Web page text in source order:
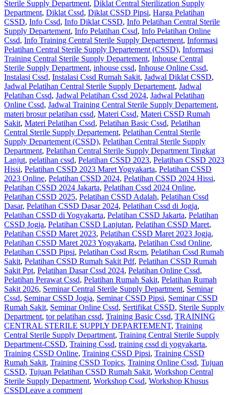
Sterile Supply Department, Diklat Central Sterilization Supply
Department, Diklat Cssd, Diklat CSSD Pipsi, Harga Pelatihan
CSSD, Info Cssd, Info Diklat CSSD, Info Pelatihan Central Sterile
Supply Departement, Info Pelatihan Cssd, Info Pelatihan Online
Cssd, Info Training Central Sterile Supply Departement, Informasi
Pelatihan Central Sterile Supply Departement (CSSD), Informasi
Training Central Sterile Supply Departement, Inhouse Central
Sterile Supply Department, inhouse cssd, Inhouse Online Cssd,
Instalasi Cssd, Instalasi Cssd Rumah Sakit, Jadwal Diklat CSSD,
Jadwal Pelatihan Central Sterile Supply Departement, Jadwal
Pelatihan Cssd, Jadwal Pelatihan Cssd 2024, Jadwal Pelatihan
Online Cssd, Jadwal Training Central Sterile Supply Departement,
materi brosur pelatihan cssd, Materi Cssd, Materi CSSD Rumah
Sakit, Materi Pelatihan Cssd, Pelatihan Basic Cssd, Pelatihan
Central Sterile Supply Departement, Pelatihan Central Sterile
Supply Departement (CSSD), Pelatihan Central Sterile Supply
Department, Pelatihan Central Sterile Supply Department Tingkat
Lanjut, pelatihan cssd, Pelatihan CSSD 2023, Pelatihan CSSD 2023
Hissi, Pelatihan CSSD 2023 Maret Yogyakarta, Pelatihan CSSD
2023 Online, Pelatihan CSSD 2024, Pelatihan CSSD 2024 Hissi,
Pelatihan CSSD 2024 Jakarta, Pelatihan Cssd 2024 Online,
Pelatihan CSSD 2025, Pelatihan CSSD Adalah, Pelatihan Cssd
Dasar, Pelatihan CSSD Dasar 2024, Pelatihan Cssd di Jogja,
Pelatihan CSSD di Yogyakarta, Pelatihan CSSD Jakarta, Pelatihan
CSSD Jogja, Pelatihan CSSD Lanjutan, Pelatihan CSSD Maret,
Pelatihan CSSD Maret 2023, Pelatihan CSSD Maret 2023 Jogja,
Pelatihan CSSD Maret 2023 Yogyakarta, Pelatihan Cssd Online,
Pelatihan CSSD Pipsi, Pelatihan Cssd Rscm, Pelatihan Cssd Rumah
Sakit, Pelatihan CSSD Rumah Sakit Pdf, Pelatihan CSSD Rumah
Sakit Ppt, Pelatihan Dasar Cssd 2024, Pelatihan Online Cssd,
Pelatihan Perawat Cssd, Pelatihan Rumah Sakit‎, Pelatihan Rumah
Sakit 2026, Seminar Central Sterile Supply Department, Seminar
Cssd, Seminar CSSD Jogja, Seminar CSSD Pipsi, Seminar CSSD
Rumah Sakit, Seminar Online Cssd, Sertifikat CSSD, Sterile Supply
Department, tor pelatihan cssd, Training Basic Cssd, TRAINING
CENTRAL STERILE SUPPLY DEPARTEMENT, Training
Central Sterile Supply Department, Training Central Sterile Supply
Department-CSSD, Training Cssd, training cssd di yogyakarta,
Training CSSD Online, Training CSSD Pipsi, Training CSSD
Rumah Sakit, Training CSSD Topics, Training Online Cssd, Tujuan
CSSD, Tujuan Pelatihan CSSD Rumah Sakit, Workshop Central
Sterile Supply Department, Workshop Cssd, Workshop Khusus
CSSDLeave a comment